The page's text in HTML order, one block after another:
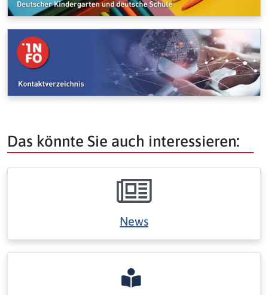
Das könnte Sie auch interessieren:
News